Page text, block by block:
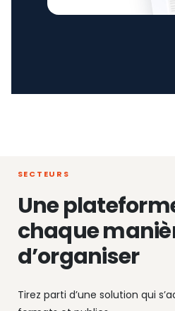
SECTEURS
Une
chaque
d’organiser
Tirez parti d’une solution qui